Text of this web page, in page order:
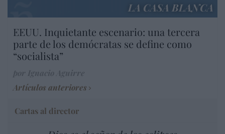
LA CASA BLANCA
EEUU. Inquietante escenario: una tercera
parte de los demócratas se define como
“socialista”
Artículos anteriores
Cartas al director